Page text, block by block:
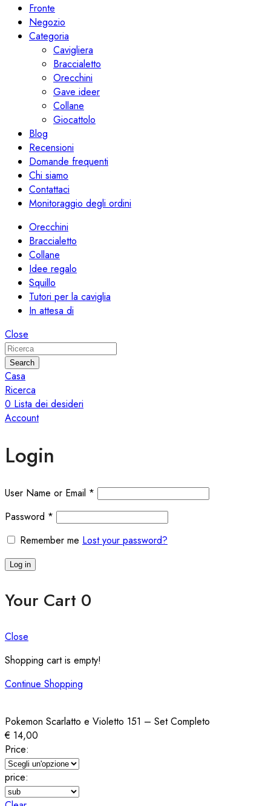
Fronte
Negozio
Categoria
Cavigliera
Braccialetto
Orecchini
Gave ideer
Collane
Giocattolo
Blog
Recensioni
Domande frequenti
Chi siamo
Contattaci
Monitoraggio degli ordini
Orecchini
Braccialetto
Collane
Idee regalo
Squillo
Tutori per la caviglia
In attesa di
Close
Search
Casa
Ricerca
0 Lista dei desideri
Account
Login
User Name or Email *
Password *
Remember me Lost your password?
Log in
Your Cart 0
Close
Shopping cart is empty!
Continue Shopping
Pokemon Scarlatto e Violetto 151 – Set Completo
€ 14,00
Price:
price: